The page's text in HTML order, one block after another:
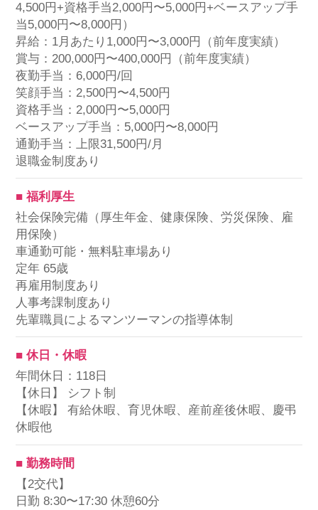
4,500円+資格手当2,000円〜5,000円+ベースアップ手
当5,000円〜8,000円）
昇給：1月あたり1,000円〜3,000円（前年度実績）
賞与：200,000円〜400,000円（前年度実績）
夜勤手当：6,000円/回
笑顔手当：2,500円〜4,500円
資格手当：2,000円〜5,000円
ベースアップ手当：5,000円〜8,000円
通勤手当：上限31,500円/月
退職金制度あり
■ 福利厚生
社会保険完備（厚生年金、健康保険、労災保険、雇
用保険）
車通勤可能・無料駐車場あり
定年 65歳
再雇用制度あり
人事考課制度あり
先輩職員によるマンツーマンの指導体制
■ 休日・休暇
年間休日：118日
【休日】 シフト制
【休暇】 有給休暇、育児休暇、産前産後休暇、慶弔
休暇他
■ 勤務時間
【2交代】
日勤 8:30〜17:30 休憩60分